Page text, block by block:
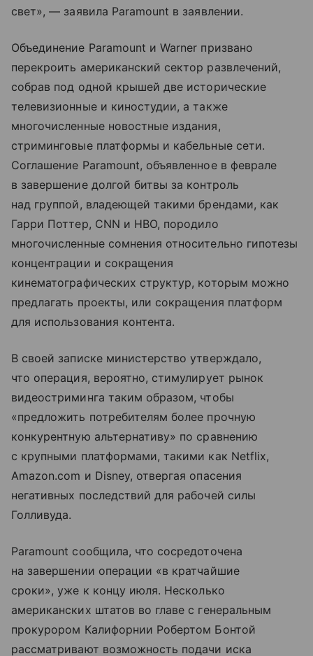
свет», — заявила Paramount в заявлении.
Объединение Paramount и Warner призвано
перекроить американский сектор развлечений,
собрав под одной крышей две исторические
телевизионные и киностудии, а также
многочисленные новостные издания,
стриминговые платформы и кабельные сети.
Соглашение Paramount, объявленное в феврале
в завершение долгой битвы за контроль
над группой, владеющей такими брендами, как
Гарри Поттер, CNN и HBO, породило
многочисленные сомнения относительно гипотезы
концентрации и сокращения
кинематографических структур, которым можно
предлагать проекты, или сокращения платформ
для использования контента.
В своей записке министерство утверждало,
что операция, вероятно, стимулирует рынок
видеостриминга таким образом, чтобы
«предложить потребителям более прочную
конкурентную альтернативу» по сравнению
с крупными платформами, такими как Netflix,
Amazon.com и Disney, отвергая опасения
негативных последствий для рабочей силы
Голливуда.
Paramount сообщила, что сосредоточена
на завершении операции «в кратчайшие
сроки», уже к концу июля. Несколько
американских штатов во главе с генеральным
прокурором Калифорнии Робертом Бонтой
рассматривают возможность подачи иска